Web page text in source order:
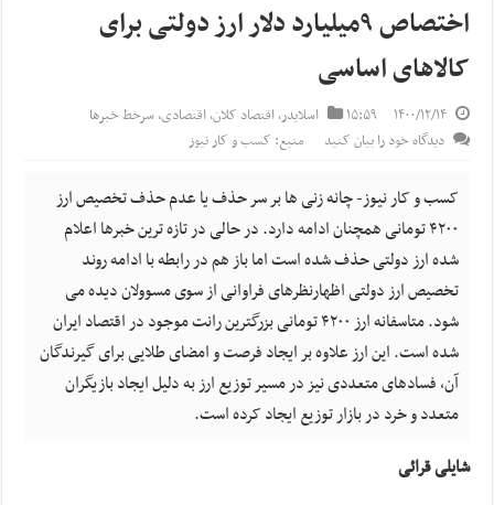
اختصاص ۹میلیارد دلار ارز دولتی برای
کالاهای اساسی
۱۴۰۰/۱۲/۱۴ ۱۵:۵۹ اسلایدر,اقتصاد کلان,اقتصادی,سرخط خبرها
دیدگاه خود را بیان کنید
منبع: کسب و کار نیوز
کسب و کار نیوز- چانه زنی ها بر سر حذف یا عدم حذف تخصیص ارز
۴۲۰۰ تومانی همچنان ادامه دارد. در حالی در تازه ترین خبرها اعلام
شده ارز دولتی حذف شده است اما باز هم در رابطه با ادامه روند
تخصیص ارز دولتی اظهارنظرهای فراوانی از سوی مسوولان دیده می
شود. متاسفانه ارز ۴۲۰۰ تومانی بزرگترین رانت موجود در اقتصاد ایران
شده است. این ارز علاوه بر ایجاد فرصت و امضای طلایی برای گیرندگان
آن، فساد‌های متعددی نیز در مسیر توزیع ارز به دلیل ایجاد بازیگران
متعدد و خرد در بازار توزیع ایجاد کرده است.
شایلی قرائی